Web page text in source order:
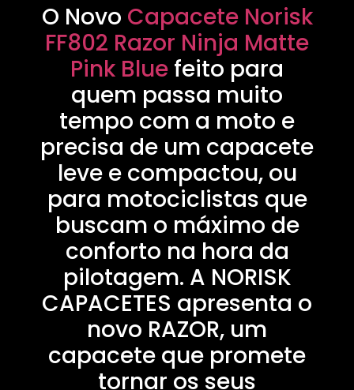
O Novo Capacete Norisk
FF802 Razor Ninja Matte
Pink Blue feito para
quem passa muito
tempo com a moto e
precisa de um capacete
leve e compactou, ou
para motociclistas que
buscam o máximo de
conforto na hora da
pilotagem. A NORISK
CAPACETES apresenta o
novo RAZOR, um
capacete que promete
tornar os seus